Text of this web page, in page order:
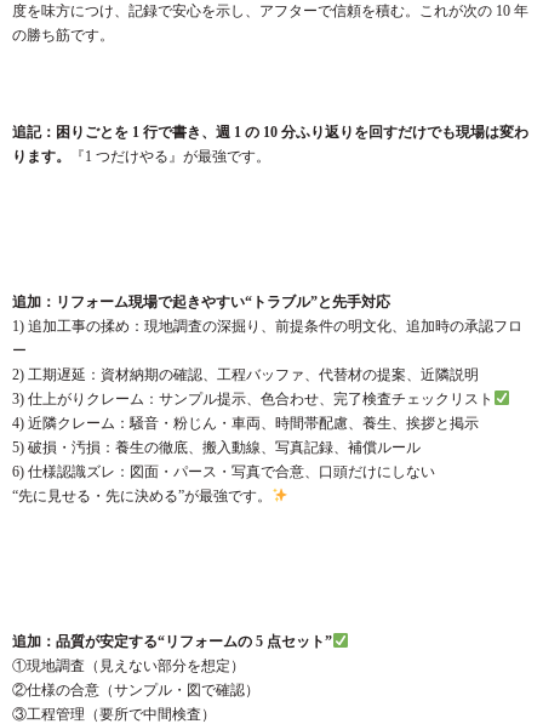
度を味方につけ、記録で安心を示し、アフターで信頼を積む。これが次の 10 年
の勝ち筋です。
追記：困りごとを 1 行で書き、週 1 の 10 分ふり返りを回すだけでも現場は変わ
ります。
『1 つだけやる』が最強です。
追加：リフォーム現場で起きやすい“トラブル”と先手対応
1) 追加工事の揉め：現地調査の深掘り、前提条件の明文化、追加時の承認フロ
ー
2) 工期遅延：資材納期の確認、工程バッファ、代替材の提案、近隣説明
3) 仕上がりクレーム：サンプル提示、色合わせ、完了検査チェックリスト
4) 近隣クレーム：騒音・粉じん・車両、時間帯配慮、養生、挨拶と掲示
5) 破損・汚損：養生の徹底、搬入動線、写真記録、補償ルール
6) 仕様認識ズレ：図面・パース・写真で合意、口頭だけにしない
“先に見せる・先に決める”が最強です。
追加：品質が安定する“リフォームの 5 点セット”
①現地調査（見えない部分を想定）
②仕様の合意（サンプル・図で確認）
③工程管理（要所で中間検査）